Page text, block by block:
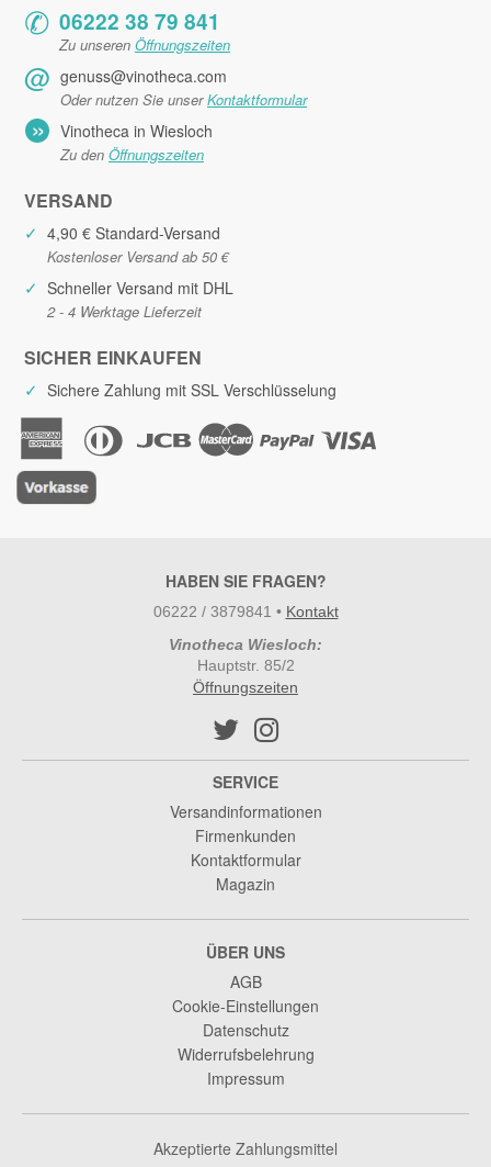
✆ 06222 38 79 841
Zu unseren Öffnungszeiten
@ genuss@vinotheca.com
Oder nutzen Sie unserKontaktformular
» Vinotheca in Wiesloch
Zu den Öffnungszeiten
VERSAND
✓ 4,90 € Standard-Versand
Kostenloser Versand ab 50 €
✓ Schneller Versand mit DHL
2 - 4 Werktage Lieferzeit
SICHER EINKAUFEN
✓ Sichere Zahlung mit SSL Verschlüsselung
HABEN SIE FRAGEN?
06222 / 3879841 • Kontakt
Vinotheca Wiesloch:
Hauptstr. 85/2
Öffnungszeiten
SERVICE
Versandinformationen
Firmenkunden
Kontaktformular
Magazin
ÜBER UNS
AGB
Cookie-Einstellungen
Datenschutz
Widerrufsbelehrung
Impressum
Akzeptierte Zahlungsmittel